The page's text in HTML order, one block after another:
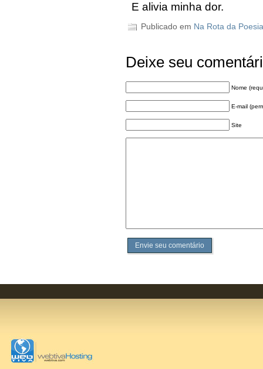
E alivia minha dor.
Publicado em Na Rota da Poesia
Deixe seu
Nome
E-mail
Site
Envie seu comentário